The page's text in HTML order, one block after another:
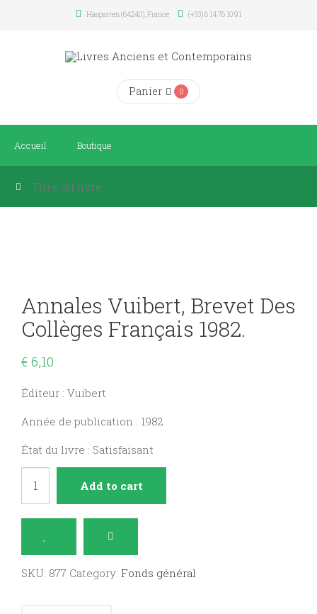
Hasparren (64240), France (+33) 6 14 76 10 91
Panier 0
Accueil Boutique
Annales Vuibert, Brevet Des
Collèges Français 1982.
€ 6,10
Éditeur : Vuibert
Année de publication : 1982
État du livre : Satisfaisant
brevet
Add to cart
SKU: 877 Category: Fonds général